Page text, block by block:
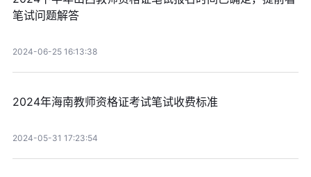
笔试问题解答
2024-06-25 16:13:38
2024年海南教师资格证考试笔试收费标准
2024-05-31 17:23:54